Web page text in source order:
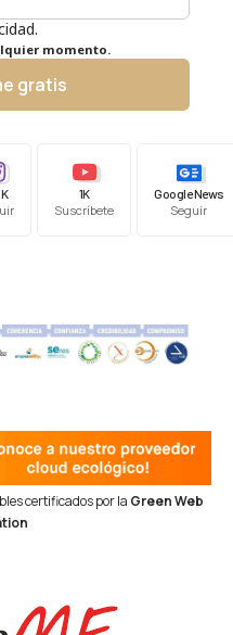
momento.
gratis
1K
Suscríbete
Google News
Seguir
certificados por la Green Web